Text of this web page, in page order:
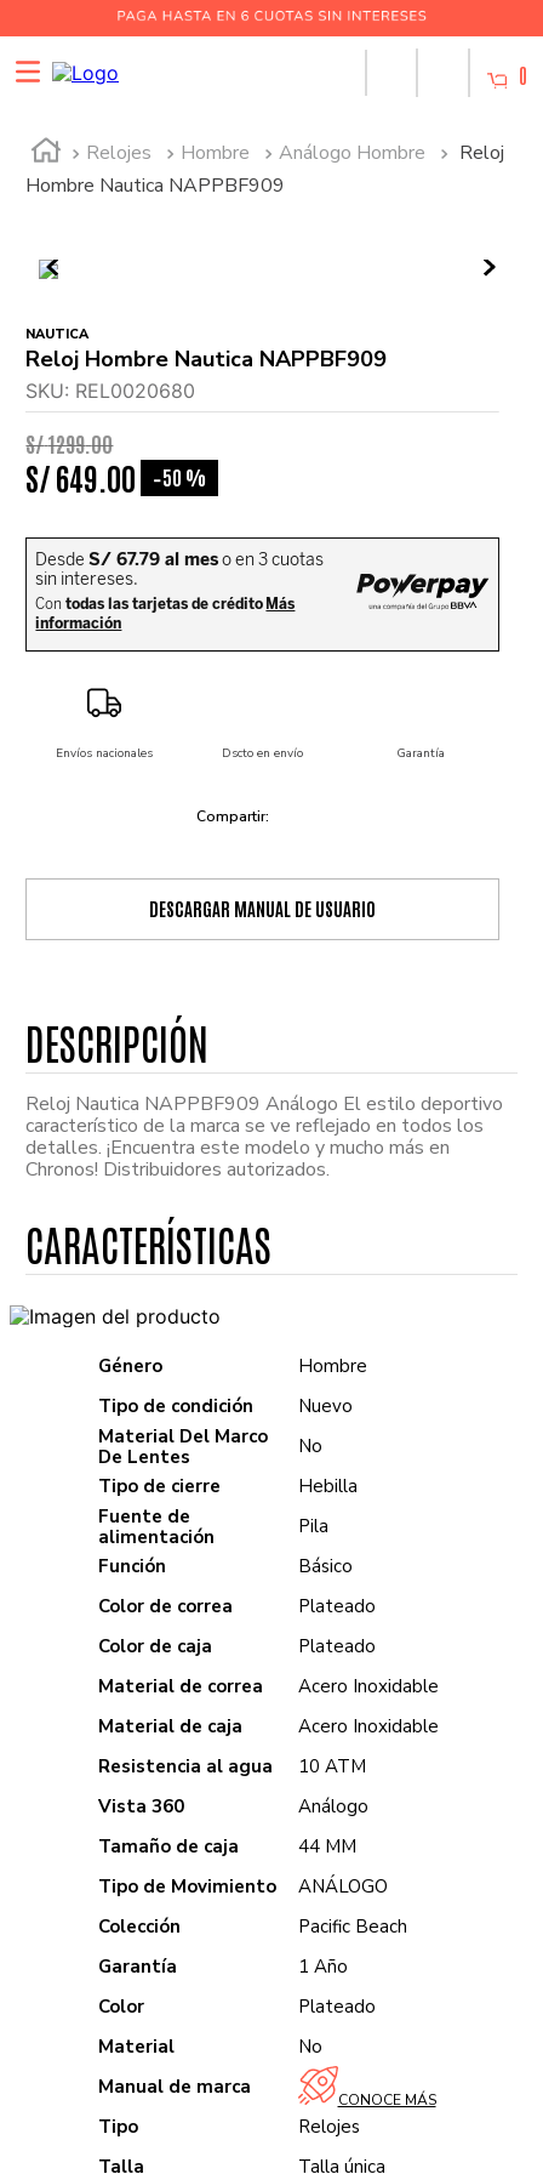
0
Relojes Hombre Análogo Hombre
Reloj
Hombre Nautica NAPPBF909
NAUTICA
Reloj Hombre Nautica NAPPBF909
SKU: REL0020680
S/1299.00
S/649 00 -50 %
Envíos nacionales Dscto en envío Garantía
DESCARGAR MANUAL DE USUARIO
Reloj Nautica NAPPBF909 Análogo El estilo deportivo
característico de la marca se ve reflejado en todos los
detalles. ¡Encuentra este modelo y mucho más en
Chronos! Distribuidores autorizados.
Género
Hombre
Tipo de condición
Nuevo
Material Del Marco
De Lentes
No
Tipo de cierre
Hebilla
Fuente de
alimentación
Pila
Función
Básico
Color de correa
Plateado
Color de caja
Plateado
Material de correa
Acero Inoxidable
Material de caja
Acero Inoxidable
Resistencia al agua
10 ATM
Vista 360
Análogo
Tamaño de caja
44 MM
Tipo de Movimiento
ANÁLOGO
Colección
Pacific Beach
Garantía
1 Año
Color
Plateado
Material
No
Manual de marca
CONOCE MÁS
Tipo
Relojes
Talla
Talla única